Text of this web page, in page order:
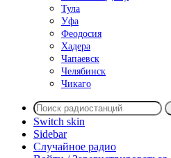
Тула
Уфа
Феодосия
Хадера
Чапаевск
Челябинск
Чикаго
Switch skin
Sidebar
Случайное радио